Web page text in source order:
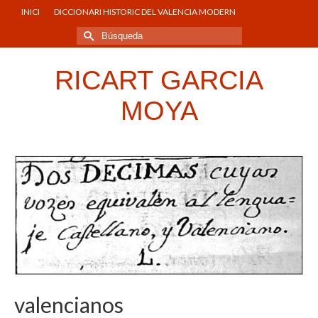
INICI DICCIONARI HISTORIC DEL VALENCIA MODERN
Buscar
por:
RICART GARCIA
MOYA
valencianos